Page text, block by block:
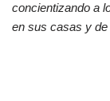
concientizando a
en sus casas y de